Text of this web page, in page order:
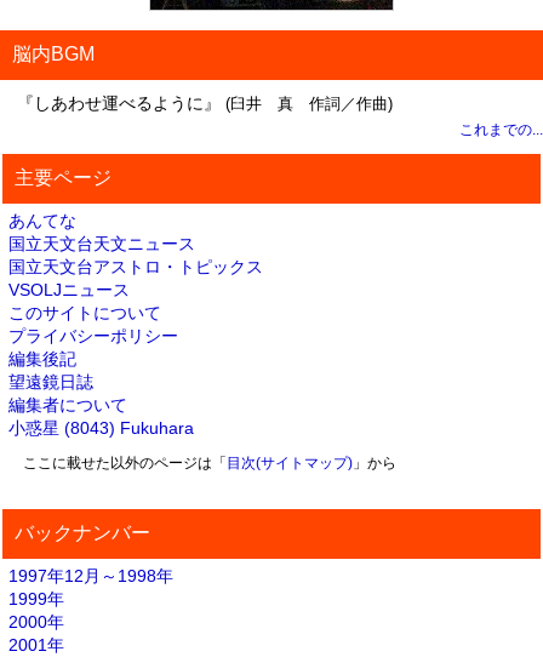
脳内BGM
『しあわせ運べるように』 (臼井 真 作詞／作曲)
これまでの...
主要ページ
あんてな
国立天文台天文ニュース
国立天文台アストロ・トピックス
VSOLJニュース
このサイトについて
プライバシーポリシー
編集後記
望遠鏡日誌
編集者について
小惑星 (8043) Fukuhara
ここに載せた以外のページは「 目次(サイトマップ)」から
バックナンバー
1997年12月～1998年
1999年
2000年
2001年